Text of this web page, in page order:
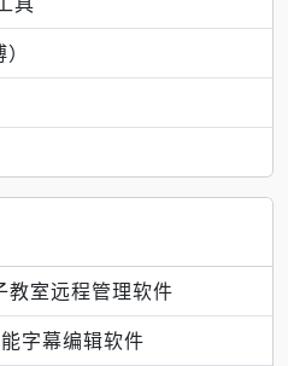
室远程管理软件
字幕编辑软件